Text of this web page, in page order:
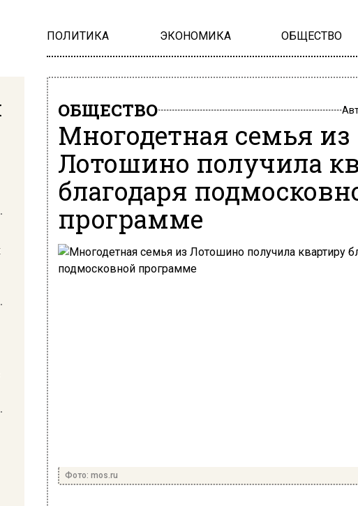
ПОЛИТИКА ЭКОНОМИКА ОБЩЕСТВО
ОБЩЕСТВО
Многодетная семья из
Лотошино получила
благодаря
программе
Фото: mos.ru